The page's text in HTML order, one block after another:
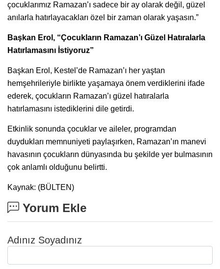
çocuklarımız Ramazan’ı sadece bir ay olarak değil, güzel
anılarla hatırlayacakları özel bir zaman olarak yaşasın.”
Başkan Erol, “Çocukların Ramazan’ı Güzel Hatıralarla
Hatırlamasını İstiyoruz”
Başkan Erol, Kestel’de Ramazan’ı her yaştan
hemşehrileriyle birlikte yaşamaya önem verdiklerini ifade
ederek, çocukların Ramazan’ı güzel hatıralarla
hatırlamasını istediklerini dile getirdi.
Etkinlik sonunda çocuklar ve aileler, programdan
duydukları memnuniyeti paylaşırken, Ramazan’ın manevi
havasının çocukların dünyasında bu şekilde yer bulmasının
çok anlamlı olduğunu belirtti.
Kaynak: (BÜLTEN)
Yorum Ekle
Adınız Soyadınız